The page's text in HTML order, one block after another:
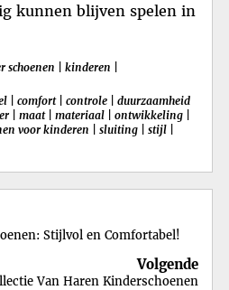
kunnen blijven spelen in
schoenen kinderen
comfort| controle
duurzaamheid
maat| materiaal ontwikkeling
voor kinderen sluiting stijl
Stijlvol en Comfortabel!
Volgende
Van Haren Kinderschoenen